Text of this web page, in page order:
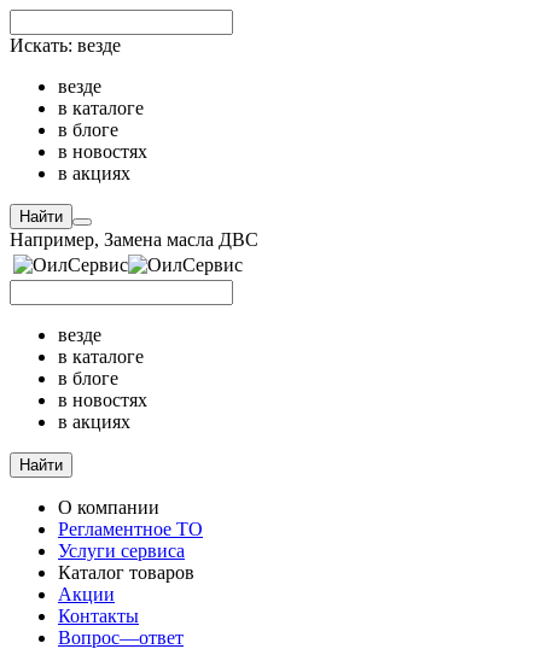
Искать: везде
везде
в каталоге
в блоге
в новостях
в акциях
Найти
Например, Замена масла ДВС
везде
в каталоге
в блоге
в новостях
в акциях
Найти
О компании
Регламентное ТО
Услуги сервиса
Каталог товаров
Акции
Контакты
Вопрос—ответ